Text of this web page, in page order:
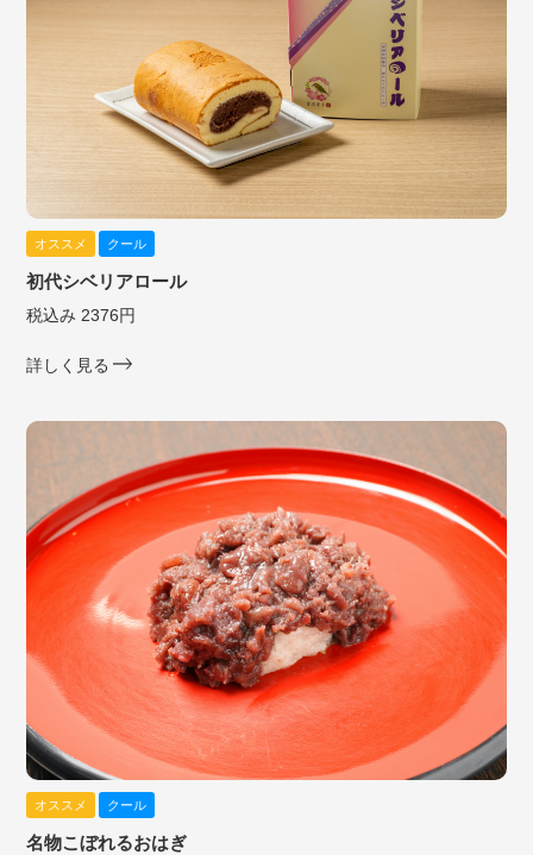
オススメ クール
初代シベリアロール
税込み 2376円
詳しく見る
オススメ クール
名物こぼれるおはぎ